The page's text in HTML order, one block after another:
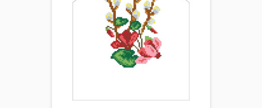
Маски захисні